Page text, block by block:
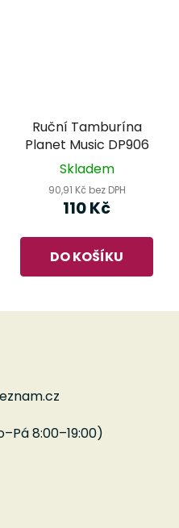
Ruční Tamburína
Planet Music DP906
Skladem
90,91 Kč bez DPH
110 Kč
DO KOŠÍKU
8:00–19:00)